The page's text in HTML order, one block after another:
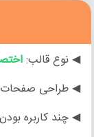
◀ نوع قالب:
◀ طراحی صفحات
◀ چند کاربره